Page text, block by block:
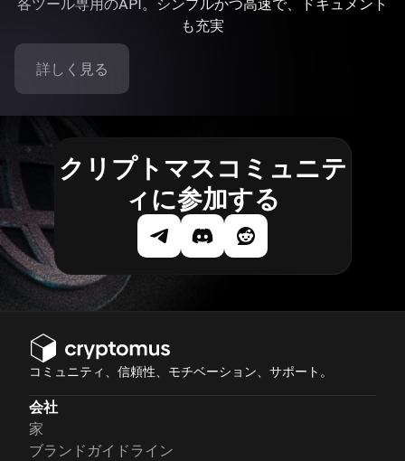
各ツール専用のAPI。シンプルかつ高速で、ドキュメント
も充実
詳しく見る
クリプトマスコミュニテ
ィに参加する
コミュニティ、信頼性、モチベーション、サポート。
会社
家
ブランドガイドライン